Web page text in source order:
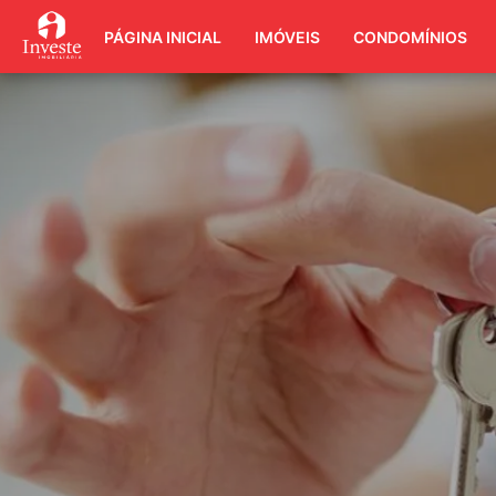
PÁGINA INICIAL IMÓVEIS CONDOMÍNIOS